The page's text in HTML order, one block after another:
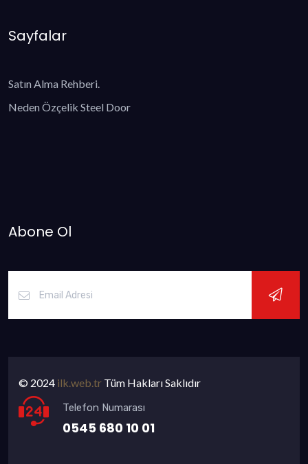
Sayfalar
Satın Alma Rehberi.
Neden Özçelik Steel Door
Abone Ol
© 2024 ilk.web.tr Tüm Hakları Saklıdır
Telefon Numarası
0545 680 10 01